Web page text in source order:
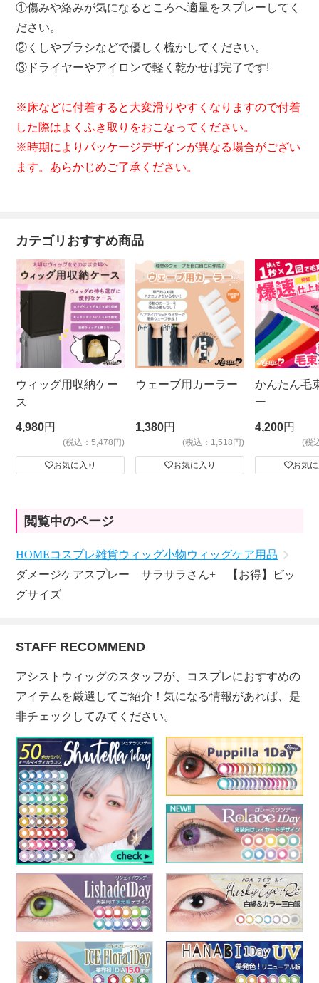
①傷みや絡みが気になるところへ適量をスプレーしてく
ださい。
②くしやブラシなどで優しく梳かしてください。
③ドライヤーやアイロンで軽く乾かせば完了です!
※床などに付着すると大変滑りやすくなりますので付着
した際はよくふき取りをおこなってください。
※時期によりパッケージデザインが異なる場合がござい
ます。あらかじめご了承ください。
カテゴリおすすめ商品
ウィッグ用収納ケー
ス
4,980円
(税込：5,478円)
お気に入り
ウェーブ用カーラー
1,380円
(税込：1,518円)
お気に入り
かんたん毛
ー
4,200円
(税
お気
閲覧中のページ
HOMEコスプレ雑貨ウィッグ小物ウィッグケア用品
ダメージケアスプレー サラサラさん+ 【お得】ビッ
グサイズ
STAFF RECOMMEND
アシストウィッグのスタッフが、コスプレにおすすめの
アイテムを厳選してご紹介！気になる情報があれば、是
非チェックしてみてください。